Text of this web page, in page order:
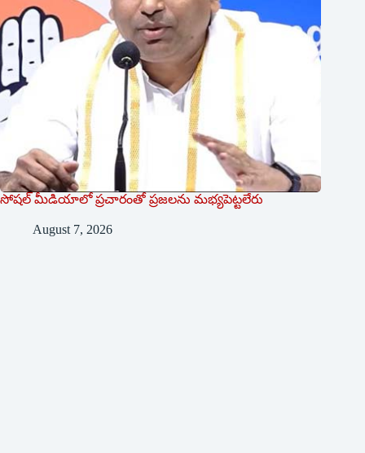
సోషల్‌ ‌మీడియాలో ప్రచారంతో ప్రజలను మభ్యపెట్టలేరు
August 7, 2026